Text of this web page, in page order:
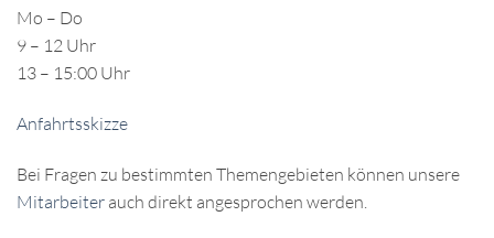
Mo – Do
9 – 12 Uhr
13 – 15:00 Uhr
Anfahrtsskizze
Bei Fragen zu bestimmten Themengebieten können unsere
Mitarbeiter auch direkt angesprochen werden.